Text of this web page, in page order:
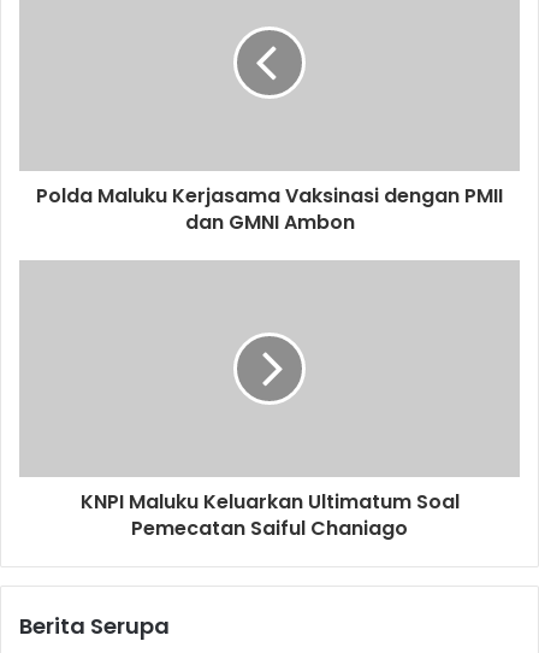
Polda Maluku Kerjasama Vaksinasi dengan PMII
dan GMNI Ambon
KNPI Maluku Keluarkan Ultimatum Soal
Pemecatan Saiful Chaniago
Berita Serupa